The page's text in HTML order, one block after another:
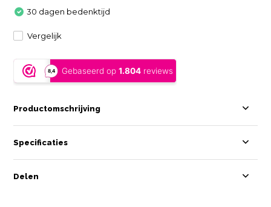
30 dagen bedenktijd
Vergelijk
Productomschrijving
Specificaties
Delen